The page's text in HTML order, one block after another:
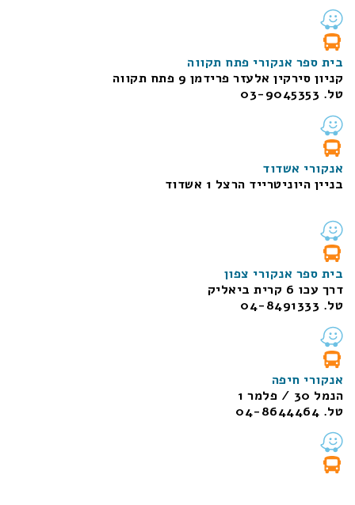
בית ספר אנקורי פתח תקווה
קניון סירקין אלעזר פרידמן 9 פתח תקווה
טל. 03-9045353
אנקורי אשדוד
בניין היוניטרייד הרצל 1 אשדוד
בית ספר אנקורי צפון
דרך עכו 6 קרית ביאליק
טל. 04-8491333
אנקורי חיפה
הנמל 30 / פלמר 1
טל. 04-8644464